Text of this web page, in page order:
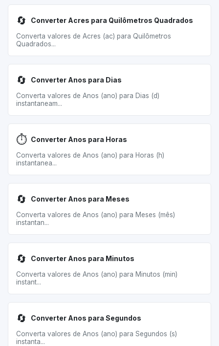
🔄 Converter Acres para Quilômetros Quadrados
Converta valores de Acres (ac) para Quilômetros
Quadrados...
🔄 Converter Anos para Dias
Converta valores de Anos (ano) para Dias (d)
instantaneam...
⏱️ Converter Anos para Horas
Converta valores de Anos (ano) para Horas (h)
instantanea...
🔄 Converter Anos para Meses
Converta valores de Anos (ano) para Meses (mês)
instantan...
🔄 Converter Anos para Minutos
Converta valores de Anos (ano) para Minutos (min)
instant...
🔄 Converter Anos para Segundos
Converta valores de Anos (ano) para Segundos (s)
instanta...